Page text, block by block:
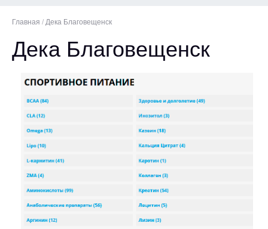
Главная / Дека Благовещенск
Дека Благовещенск